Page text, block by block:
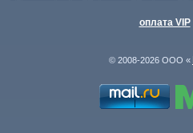
оплата VIP
© 2008-2026 ООО «